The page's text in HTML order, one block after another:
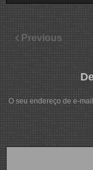
Previous
O seu endereço de e-